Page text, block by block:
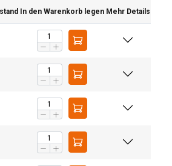
In den Warenkorb legen Mehr Details